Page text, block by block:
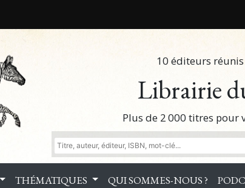
10 éditeurs
Librairie
Plus de 2 000 titres pour
THÉMATIQUES QUI SOMMES-NOUS ?